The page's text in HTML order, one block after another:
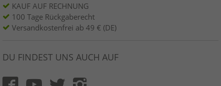
KAUF AUF RECHNUNG
100 Tage Rückgaberecht
Versandkostenfrei ab 49 € (DE)
DU FINDEST UNS AUCH AUF